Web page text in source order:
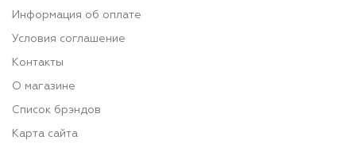
Информация об оплате
Условия соглашение
Контакты
О магазине
Список брэндов
Карта сайта